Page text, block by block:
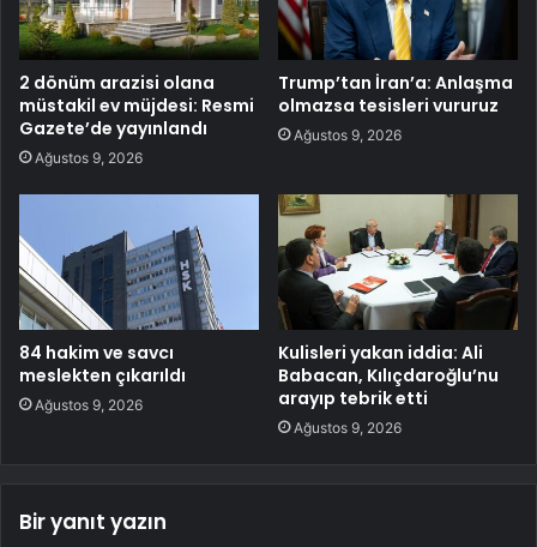
2 dönüm arazisi olana
müstakil ev müjdesi: Resmi
Gazete’de yayınlandı
Ağustos 9, 2026
Trump’tan İran’a: Anlaşma
olmazsa tesisleri vururuz
Ağustos 9, 2026
84 hakim ve savcı
meslekten çıkarıldı
Ağustos 9, 2026
Kulisleri yakan iddia: Ali
Babacan, Kılıçdaroğlu’nu
arayıp tebrik etti
Ağustos 9, 2026
Bir yanıt yazın